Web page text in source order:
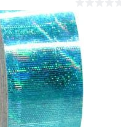
Подписаться
Сравнение
Недоступно